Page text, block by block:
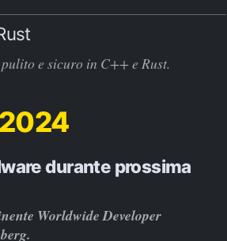
e sicuro in C++ e Rust.
durante prossima
Worldwide Developer